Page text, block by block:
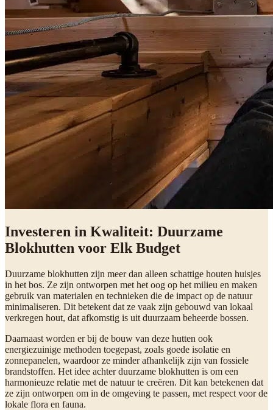
Investeren in Kwaliteit: Duurzame
Blokhutten voor Elk Budget
Duurzame blokhutten zijn meer dan alleen schattige houten huisjes
in het bos. Ze zijn ontworpen met het oog op het milieu en maken
gebruik van materialen en technieken die de impact op de natuur
minimaliseren. Dit betekent dat ze vaak zijn gebouwd van lokaal
verkregen hout, dat afkomstig is uit duurzaam beheerde bossen.
Daarnaast worden er bij de bouw van deze hutten ook
energiezuinige methoden toegepast, zoals goede isolatie en
zonnepanelen, waardoor ze minder afhankelijk zijn van fossiele
brandstoffen. Het idee achter duurzame blokhutten is om een
harmonieuze relatie met de natuur te creëren. Dit kan betekenen dat
ze zijn ontworpen om in de omgeving te passen, met respect voor de
lokale flora en fauna.